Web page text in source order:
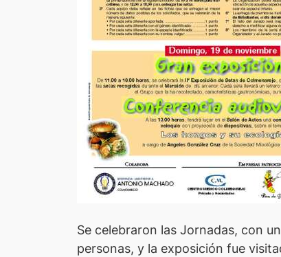
Se celebraron las Jornadas, con
personas, y la exposición fue